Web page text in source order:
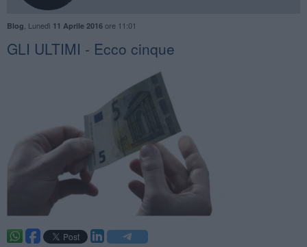
Blog Lunedì 11 Aprile 2016ore 11:01
GLI ULTIMI - Ecco cinque